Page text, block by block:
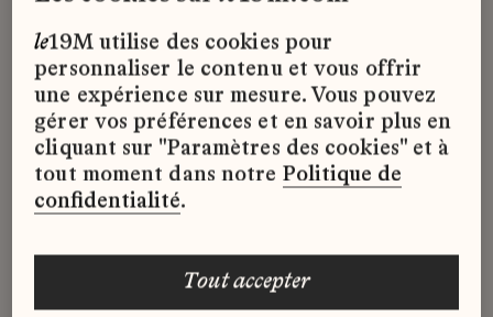
Studio MTX brode l’espace en faisant
dialoguer matières et techniques.
En s’affranchissant du support textile
traditionnelles pour les adapter à
l’échelle de l’architecture, Studio
le19M utilise des cookies pour
personnaliser le contenu et vous offrir
une expérience sur mesure. Vous pouvez
gérer vos préférences et en savoir plus en
cliquant sur "Paramètres des cookies" et à
tout moment dans notre Politique de
confidentialité.
tout accepter